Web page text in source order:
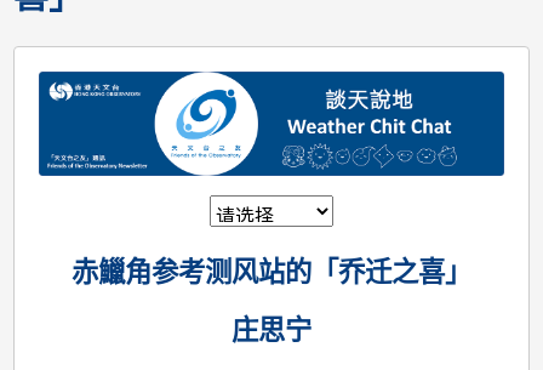
赤鱲角参考测风站的「乔迁之喜」
庄思宁